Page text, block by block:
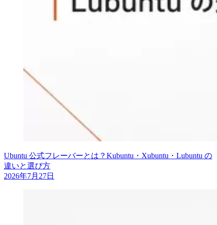
Ubuntu 公式フレーバーとは？Kubuntu・Xubuntu・Lubuntu の
違いと選び方
2026年7月27日